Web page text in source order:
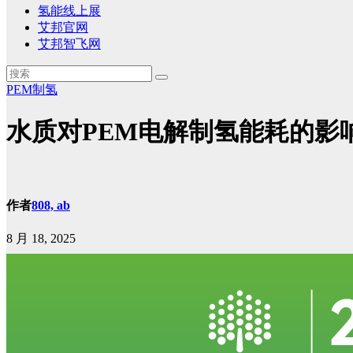
氢能线上展
艾邦官网
艾邦智飞网
PEM制氢
水质对PEM电解制氢能耗的影
作者808, ab
8 月 18, 2025